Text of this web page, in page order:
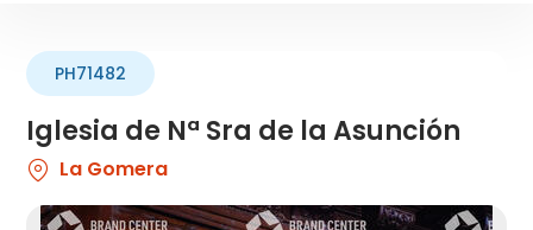
Iglesia de Nª Sra de la Asunción
PH71482
La Gomera